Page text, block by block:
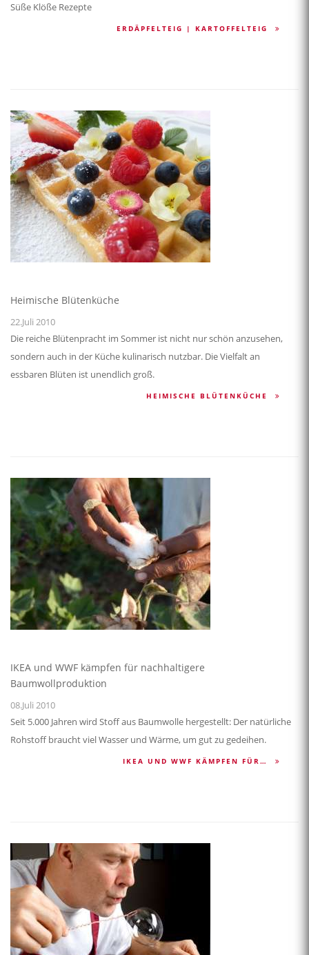
Süße Klöße Rezepte
ERDÄPFELTEIG | KARTOFFELTEIG
Heimische Blütenküche
22.Juli 2010
Die reiche Blütenpracht im Sommer ist nicht nur schön anzusehen,
sondern auch in der Küche kulinarisch nutzbar. Die Vielfalt an
essbaren Blüten ist unendlich groß.
HEIMISCHE BLÜTENKÜCHE
IKEA und WWF kämpfen für nachhaltigere
Baumwollproduktion
08.Juli 2010
Seit 5.000 Jahren wird Stoff aus Baumwolle hergestellt: Der natürliche
Rohstoff braucht viel Wasser und Wärme, um gut zu gedeihen.
IKEA UND WWF KÄMPFEN FÜR…